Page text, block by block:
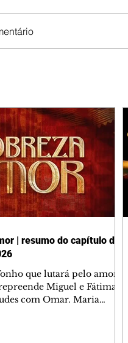
| resumo do capítulo de
que lutará pelo amor
Miguel e Fátima
com Omar. Maria